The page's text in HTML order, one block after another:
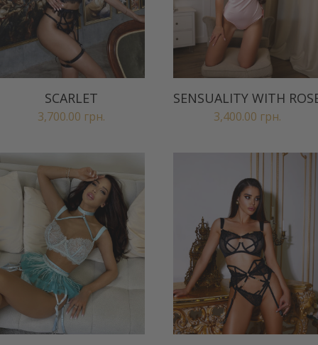
SCARLET
3,700.00 грн.
SENSUALITY WITH
3,400.00 грн.